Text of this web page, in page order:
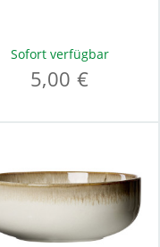
Sofort verfügbar
5,00 €